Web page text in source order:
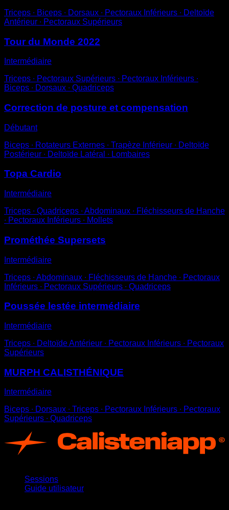
Triceps ∙ Biceps ∙ Dorsaux ∙ Pectoraux Inférieurs ∙ Deltoïde
Antérieur ∙ Pectoraux Supérieurs
Tour du Monde 2022
Intermédiaire
Triceps ∙ Pectoraux Supérieurs ∙ Pectoraux Inférieurs ∙
Biceps ∙ Dorsaux ∙ Quadriceps
Correction de posture et compensation
Débutant
Biceps ∙ Rotateurs Externes ∙ Trapèze Inférieur ∙ Deltoïde
Postérieur ∙ Deltoïde Latéral ∙ Lombaires
Topa Cardio
Intermédiaire
Triceps ∙ Quadriceps ∙ Abdominaux ∙ Fléchisseurs de Hanche
∙ Pectoraux Inférieurs ∙ Mollets
Prométhée Supersets
Intermédiaire
Triceps ∙ Abdominaux ∙ Fléchisseurs de Hanche ∙ Pectoraux
Inférieurs ∙ Pectoraux Supérieurs ∙ Quadriceps
Poussée lestée intermédiaire
Intermédiaire
Triceps ∙ Deltoïde Antérieur ∙ Pectoraux Inférieurs ∙ Pectoraux
Supérieurs
MURPH CALISTHÉNIQUE
Intermédiaire
Biceps ∙ Dorsaux ∙ Triceps ∙ Pectoraux Inférieurs ∙ Pectoraux
Supérieurs ∙ Quadriceps
Sessions
Guide utilisateur